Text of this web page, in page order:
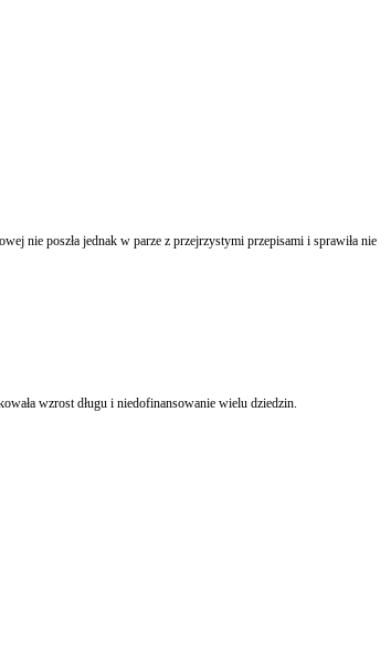
wzrost długu i niedofinansowanie wielu dziedzin.